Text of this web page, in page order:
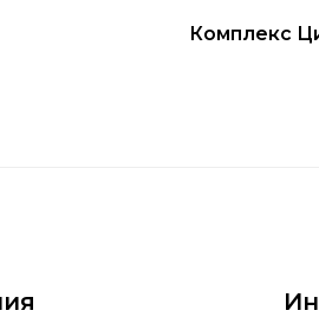
Комплекс